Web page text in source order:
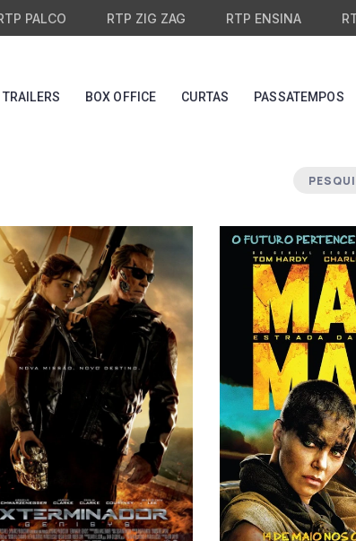
PALCO RTP ZIG ZAG RTP ENSINA
TRAILERS BOX OFFICE CURTAS PASSATEMPOS